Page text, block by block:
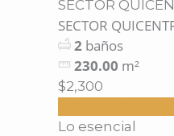
SECTOR
SECTOR
2 baños
230.00 m²
$2,300
Lo esencial